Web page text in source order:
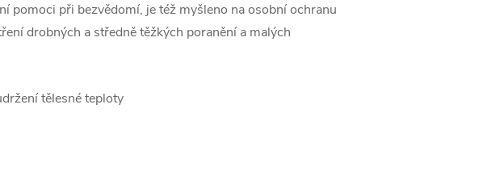
pomoci při bezvědomí, je též myšleno na osobní ochranu
drobných a středně těžkých poranění a malých
tělesné teploty